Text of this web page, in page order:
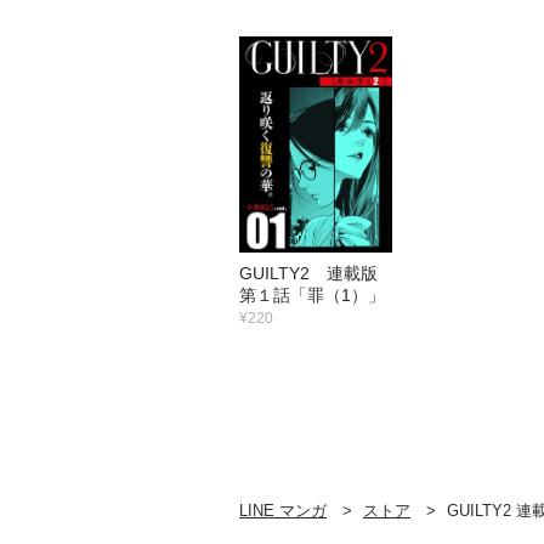
GUILTY2 連載版
第１話「罪（1）」
¥220
LINE マンガ ストア GUILTY2 連